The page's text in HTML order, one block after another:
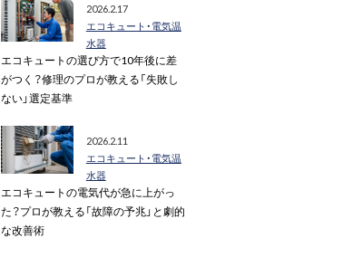
2026.2.17
エコキュート・電気温
水器
エコキュートの選び方で10年後に差
がつく？修理のプロが教える「失敗し
ない」選定基準
2026.2.11
エコキュート・電気温
水器
エコキュートの電気代が急に上がっ
た？プロが教える「故障の予兆」と劇的
な改善術